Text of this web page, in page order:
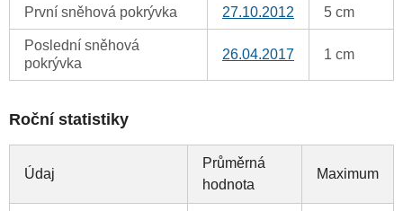
První sněhová pokrývka 27.10.2012 5 cm
Poslední sněhová
pokrývka
26.04.2017 1 cm
Roční statistiky
Údaj
Průměrná
hodnota
Maximum